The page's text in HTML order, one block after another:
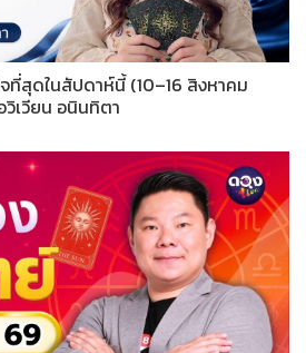
ที่สุดในสัปดาห์นี้ (10–16 สิงหาคม
เวียน อนินทิตา